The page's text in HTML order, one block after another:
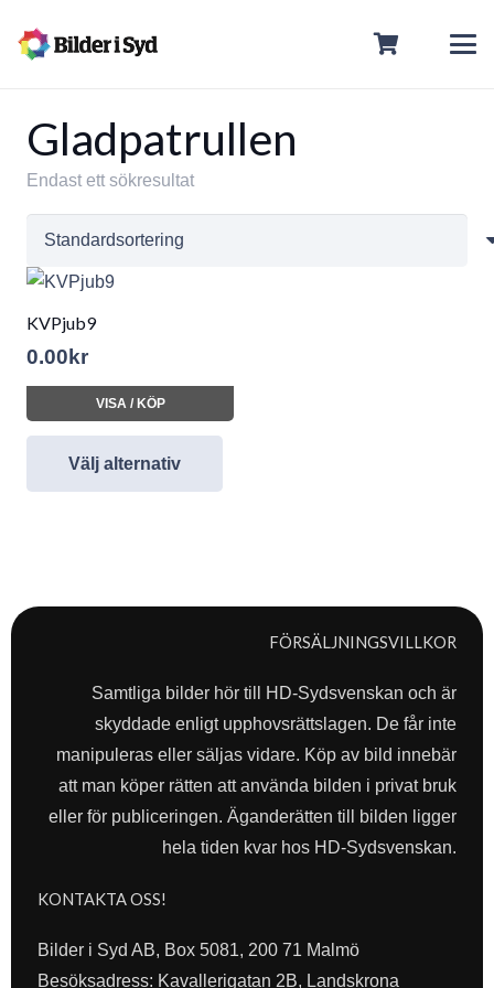
Gladpatrullen
Endast ett sökresultat
KVPjub9
0.00 kr
VISA / KÖP
Välj alternativ
FÖRSÄLJNINGSVILLKOR
Samtliga bilder hör till HD-Sydsvenskan och är
skyddade enligt upphovsrättslagen. De får inte
manipuleras eller säljas vidare. Köp av bild innebär
att man köper rätten att använda bilden i privat bruk
eller för publiceringen. Äganderätten till bilden ligger
hela tiden kvar hos HD-Sydsvenskan.
KONTAKTA OSS!
Bilder i Syd AB, Box 5081, 200 71 Malmö
Besöksadress: Kavallerigatan 2B, Landskrona